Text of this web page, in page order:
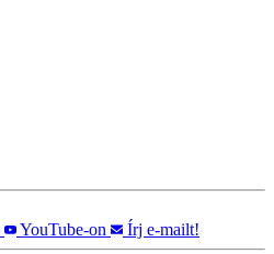
YouTube-on Írj e-mailt!